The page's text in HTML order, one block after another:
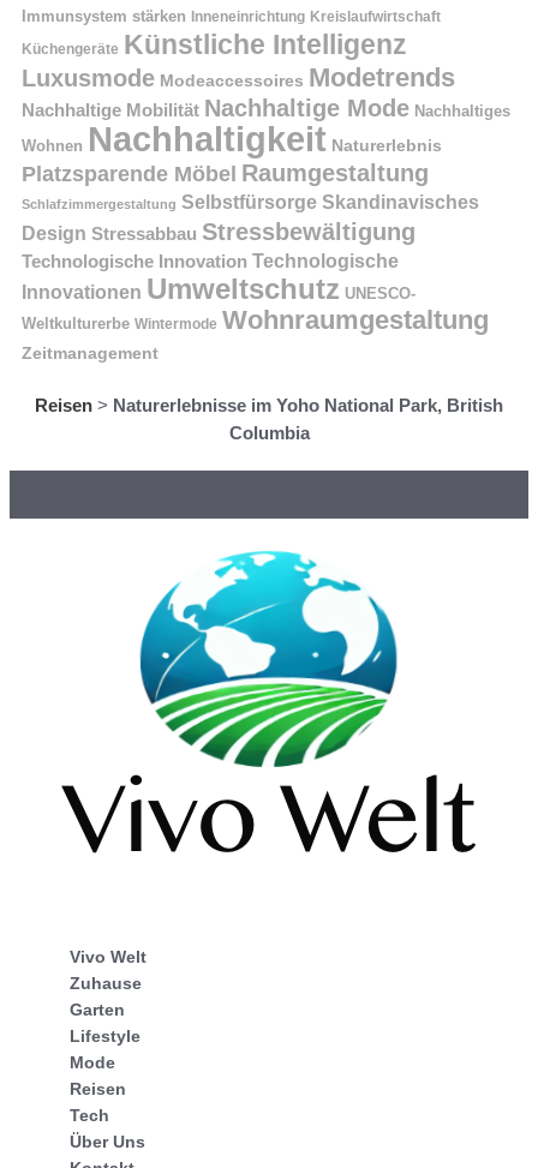
Immunsystem stärken Inneneinrichtung Kreislaufwirtschaft
Küchengeräte Künstliche Intelligenz
Luxusmode Modeaccessoires Modetrends
Nachhaltige Mobilität Nachhaltige Mode Nachhaltiges
Wohnen Nachhaltigkeit Naturerlebnis
Platzsparende Möbel Raumgestaltung
Schlafzimmergestaltung Selbstfürsorge Skandinavisches
Design Stressabbau Stressbewältigung
Technologische Innovation Technologische
Innovationen Umweltschutz UNESCO-
Weltkulturerbe Wintermode Wohnraumgestaltung
Zeitmanagement
Reisen > Naturerlebnisse im Yoho National Park, British
Columbia
Vivo Welt
Zuhause
Garten
Lifestyle
Mode
Reisen
Tech
Über Uns